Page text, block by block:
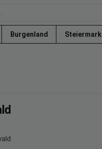
Burgenland Steiermark